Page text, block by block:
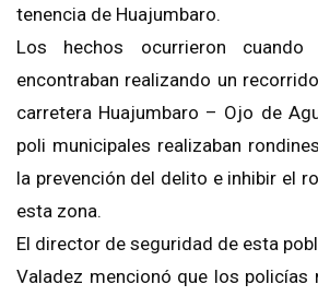
tenencia de Huajumbaro.
Los hechos ocurrieron
encontraban realizando un
carretera Huajumbaro – Ojo de
poli municipales realizaban
la prevención del delito e inhibir el
esta zona.
El director de seguridad de esta
Valadez mencionó que los policías